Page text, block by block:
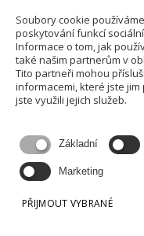
Compact Dry:
hotová živná média
kontrola surovin a
široká nabídka
vhodné pro
Ukázka ve videu:
Soubory cookie
poskytování funkcí
Informace o tom, jak
také našim partnerům v
Tito partneři mohou
informacemi, které jste
jste využili jejich služeb.
Základní
Marketing
PŘIJMOUT VYBRANÉ